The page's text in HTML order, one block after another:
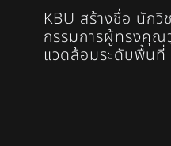
KBU สร้างชื่อ นัก
กรรมการผู้ทรงคุ
แวดล้อมระดับพื้นที่